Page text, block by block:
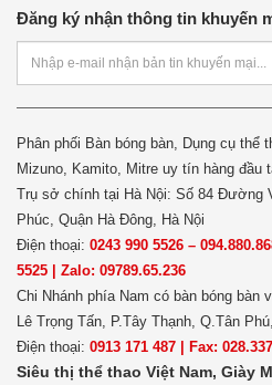
Đăng ký nhận thông tin khuyến
Phân phối Bàn bóng bàn, Dụng cụ thể
Mizuno, Kamito, Mitre uy tín hàng đầu
Trụ sở chính tại Hà Nội: Số 84 Đường
Phúc, Quận Hà Đông, Hà Nội
Điện thoại: 0243 990 5526 –
5525 | Zalo: 09789.65.236
Chi Nhánh phía Nam có bàn bóng bàn
Lê Trọng Tấn, P.Tây Thạnh, Q.Tân
Điện thoại: 0913 171 487 | Fax:
Siêu thị thể thao Việt Nam, Giày